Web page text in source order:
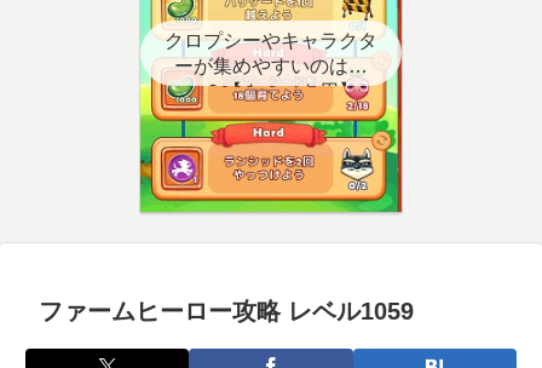
クロプシーやキャラクタ
ーが集めやすいのはど
こ？【クエスト用】
ファームヒーロー攻略 レベル1059